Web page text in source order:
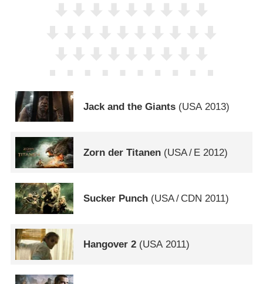
Jack and the Giants (USA 2013)
Zorn der Titanen (USA/ E 2012)
Sucker Punch (USA/ CDN 2011)
Hangover 2 (USA2011)